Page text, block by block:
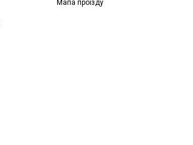
Мапа проїзду